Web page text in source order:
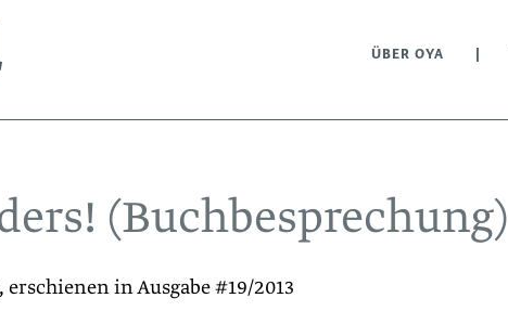
ÜBER OYA
(Buchbesprechung)
erschienen in Ausgabe #19/2013